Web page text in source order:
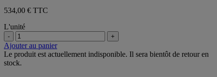
534,00 € TTC
L'unité
- +
Ajouter au panier
Le produit est actuellement indisponible. Il sera bientôt de retour en
stock.